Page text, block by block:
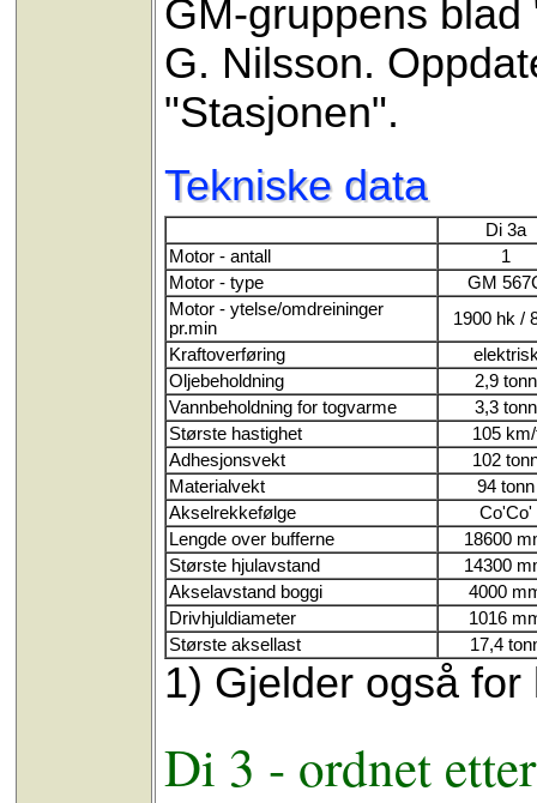
GM-gruppens
G. Nilsson.
"Stasjonen".
Tekniske data
Di 3a
Motor - antall
1
Motor - type
GM
Motor - ytelse/omdreininger
pr.min
1900 hk /
Kraftoverføring
Oljebeholdning
2,9 tonn
Vannbeholdning for togvarme
3,3 tonn
Største hastighet
105
Adhesjonsvekt
102
Materialvekt
94 tonn
Akselrekkefølge
Co'Co'
Lengde over bufferne
18600
Største hjulavstand
14300
Akselavstand boggi
4000
Drivhjuldiameter
1016
Største aksellast
17,4
1) Gjelder også
Di 3 - ordnet